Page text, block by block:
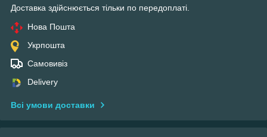
Доставка здійснюється тільки по передоплаті.
Нова Пошта
Укрпошта
Самовивіз
Delivery
Всі умови доставки